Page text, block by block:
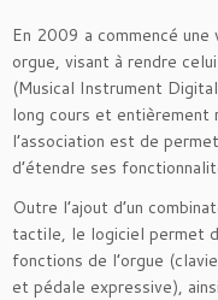
En 2009 a commencé
orgue, visant à rendre
(Musical Instrument
long cours et entièrement
l’association est de
d’étendre ses
Outre l’ajout d’un
tactile, le logiciel permet
fonctions de l’orgue
et pédale expressive),